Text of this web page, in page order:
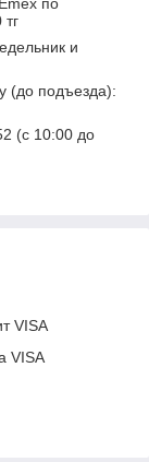
и
(до подъезда):
(с 10:00 до
VISA
VISA